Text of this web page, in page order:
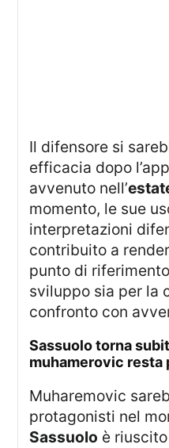
Il difensore si sarebbe inserito con
efficacia dopo
avvenuto nell’
momento, le sue
interpretazioni
contribuito a
punto di
sviluppo sia per la
confronto con
sassuolo torna subito in serie a e
muhamerovic resta
Muharemovic sarebbe stato tra i
protagonisti nel
Sassuolo è riuscito